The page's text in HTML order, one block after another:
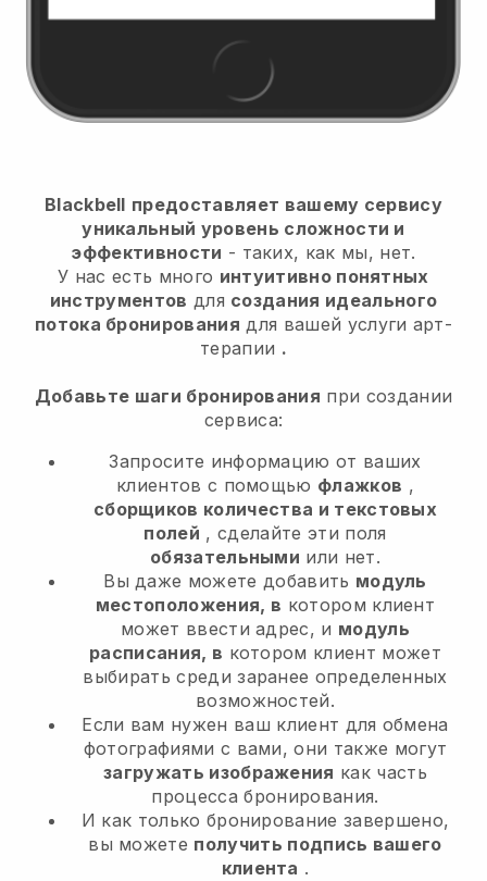
Blackbell предоставляет вашему сервису
уникальный уровень сложности и
эффективности - таких, как мы, нет.
У нас есть много интуитивно понятных
инструментов для создания идеального
потока бронирования для вашей услуги арт-
терапии .
Добавьте шаги бронирования при создании
сервиса:
Запросите информацию от ваших
клиентов с помощью флажков ,
сборщиков количества и текстовых
полей , сделайте эти поля
обязательными или нет.
Вы даже можете добавить модуль
местоположения, в котором клиент
может ввести адрес, и модуль
расписания, в котором клиент может
выбирать среди заранее определенных
возможностей.
Если вам нужен ваш клиент для обмена
фотографиями с вами, они также могут
загружать изображения как часть
процесса бронирования.
И как только бронирование завершено,
вы можете получить подпись вашего
клиента .